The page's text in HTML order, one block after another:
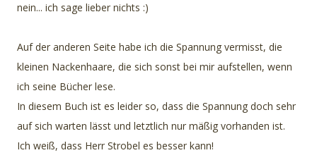
nein... ich sage lieber nichts :)
Auf der anderen Seite habe ich die Spannung vermisst, die
kleinen Nackenhaare, die sich sonst bei mir aufstellen, wenn
ich seine Bücher lese.
In diesem Buch ist es leider so, dass die Spannung doch sehr
auf sich warten lässt und letztlich nur mäßig vorhanden ist.
Ich weiß, dass Herr Strobel es besser kann!